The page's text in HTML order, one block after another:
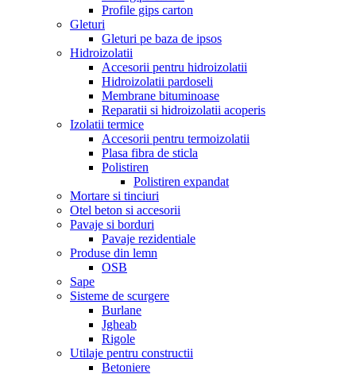
Profile gips carton
Gleturi
Gleturi pe baza de ipsos
Hidroizolatii
Accesorii pentru hidroizolatii
Hidroizolatii pardoseli
Membrane bituminoase
Reparatii si hidroizolatii acoperis
Izolatii termice
Accesorii pentru termoizolatii
Plasa fibra de sticla
Polistiren
Polistiren expandat
Mortare si tinciuri
Otel beton si accesorii
Pavaje si borduri
Pavaje rezidentiale
Produse din lemn
OSB
Sape
Sisteme de scurgere
Burlane
Jgheab
Rigole
Utilaje pentru constructii
Betoniere